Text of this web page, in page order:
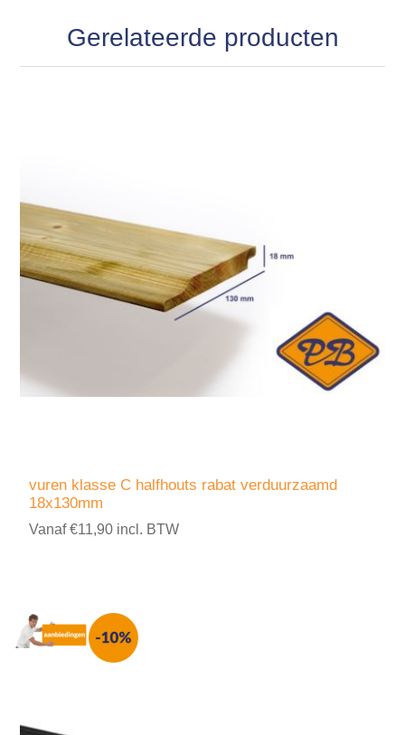
Gerelateerde producten
vuren klasse C halfhouts rabat verduurzaamd
18x130mm
Vanaf €11,90 incl. BTW